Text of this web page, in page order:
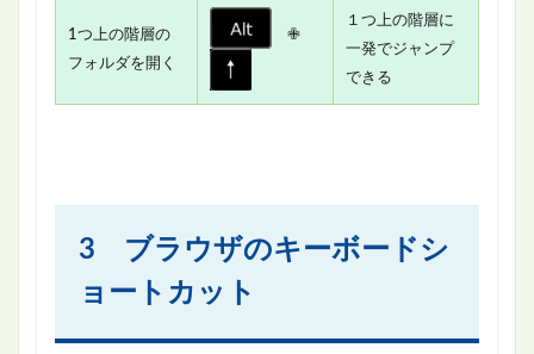
1つ上の階層の
フォルダを開く
✙
１つ上の階層に
一発でジャンプ
できる
3 ブラウザのキーボードシ
ョートカット